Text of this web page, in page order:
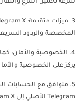
سرعة تحميل أسرع
المخصصة والردود
يركز على الخصوصية
5. متوافق مع الحسابات
Telegram الأصلي إلى Telegram X دون فقدان محادثاتهم أو إعداداتهم.